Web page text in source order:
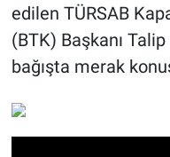
edilen TÜRSAB
(BTK) Başkanı
bağışta merak